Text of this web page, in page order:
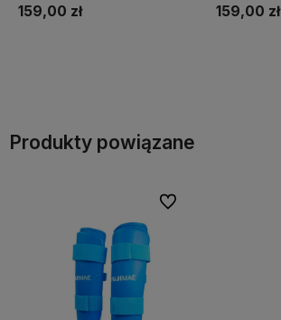
159,00 zł 159,00 zł
Produkty powiązane
Do ulubionych